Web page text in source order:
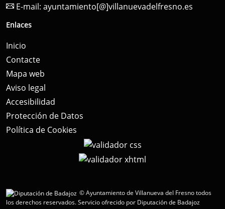
E-mail: ayuntamiento[@]villanuevadelfresno.es
Enlaces
Inicio
Contacte
Mapa web
Aviso legal
Accesibilidad
Protección de Datos
Política de Cookies
© Ayuntamiento de Villanueva del Fresno todos
los derechos reservados.Servicio ofrecido por Diputación de Badajoz